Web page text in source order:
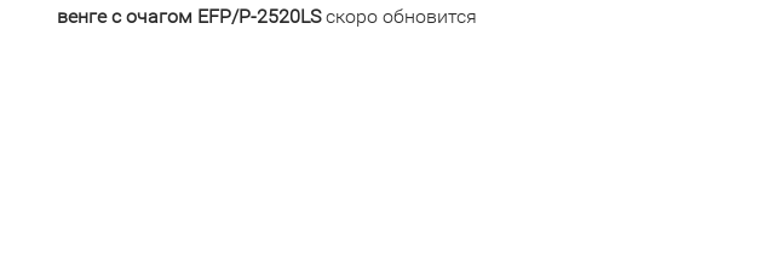
венге с очагом EFP/P-2520LSскоро обновится